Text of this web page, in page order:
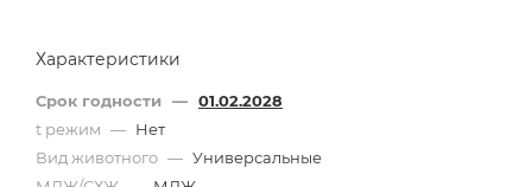
Характеристики
Срок годности — 01.02.2028
t режим — Нет
Вид животного — Универсальные